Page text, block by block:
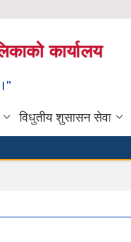
कार्यालय
।"
विधुतीय शुसासन सेवा